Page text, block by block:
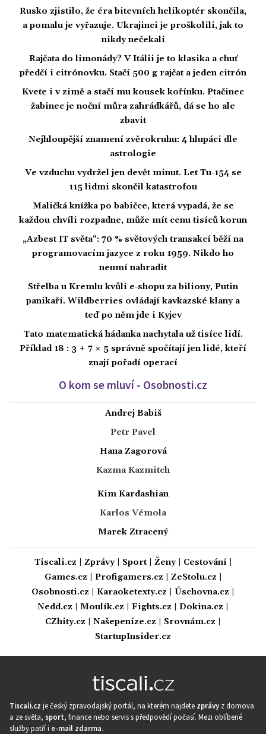
Rusko zjistilo, že éra bitevních helikoptér skončila,
a pomalu je vyřazuje. Ukrajinci je proškolili, jak to
nikdy nečekali
Rajčata do limonády? V Itálii je to klasika a chuť
předčí i citrónovku. Stačí 500 g rajčat a jeden citrón
Kvete i v zimě a stačí mu kousek kořínku. Ptačinec
žabinec je noční můra zahrádkářů, dá se ho ale
zbavit
Nejhloupější znamení zvěrokruhu: 4 hlupáci dle
astrologie
Ve vzduchu vydržel jen devět minut. Let Tu-154 se
115 lidmi skončil katastrofou
Maličká knížka po babičce, která vypadá, že se
každou chvíli rozpadne, může mít cenu tisíců korun
„Azbest IT světa“: 70 % světových transakcí běží na
programovacím jazyce z roku 1959. Nikdo ho
neumí nahradit
Střelba u Kremlu kvůli e-shopu za biliony, Putin
panikaří. Wildberries ovládají kavkazské klany a
teď po něm jde i Kyjev
Tato matematická hádanka nachytala už tisíce lidí.
Příklad 18 : 3 + 7 × 5 správně spočítají jen lidé, kteří
znají pořadí operací
O kom se mluví - Osobnosti.cz
Andrej Babiš
Petr Pavel
Hana Zagorová
Kazma Kazmitch
Kim Kardashian
Karlos Vémola
Marek Ztracený
Tiscali.cz Zprávy| Sport| Ženy| Cestování|
Games.cz
Profigamers.cz ZeStolu.cz
Osobnosti.cz
Karaoketexty.cz Úschovna.cz
Nedd.cz
Moulík.cz Fights.cz Dokina.cz
CZhity.cz
Našepeníze.cz Srovnám.cz
StartupInsider.cz
Tiscali.cz je český zpravodajský portál, na kterém najdete zprávy z domova
a ze světa, sport, finance nebo servis s předpovědí počasí. Mezi oblíbené
služby patří i e-mail zdarma.